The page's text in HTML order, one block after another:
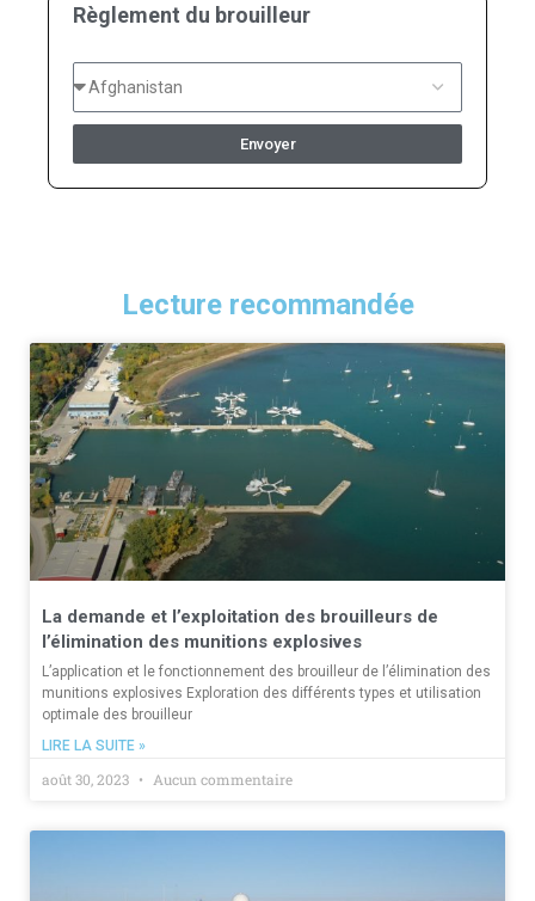
Règlement du brouilleur
Envoyer
Lecture recommandée
La demande et l’exploitation des brouilleurs de
l’élimination des munitions explosives
L’application et le fonctionnement des brouilleur de l’élimination des
munitions explosives Exploration des différents types et utilisation
optimale des brouilleur
LIRE LA SUITE »
août 30, 2023 Aucun commentaire